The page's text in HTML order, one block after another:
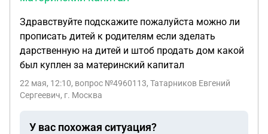
Здравствуйте подскажите пожалуйста можно ли
прописать дитей к родителям если зделать
дарственную на дитей и штоб продать дом какой
был куплен за материнский капитал
22 мая, 12:10, вопрос №4960113, Татарников Евгений
Сергеевич, г. Москва
У вас похожая ситуация?